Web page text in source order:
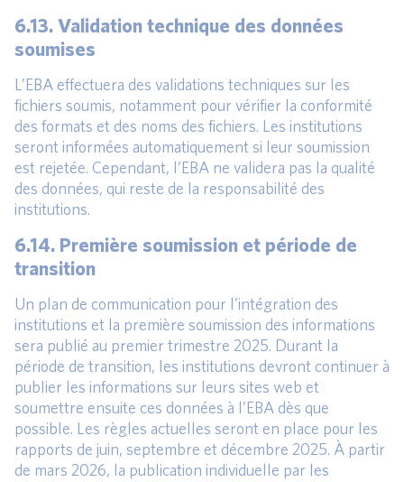
6.13. Validation technique des données
soumises
L’EBA effectuera des validations techniques sur les
fichiers soumis, notamment pour vérifier la conformité
des formats et des noms des fichiers. Les institutions
seront informées automatiquement si leur soumission
est rejetée. Cependant, l’EBA ne validera pas la qualité
des données, qui reste de la responsabilité des
institutions.
6.14. Première soumission et période de
transition
Un plan de communication pour l’intégration des
institutions et la première soumission des informations
sera publié au premier trimestre 2025. Durant la
période de transition, les institutions devront continuer à
publier les informations sur leurs sites web et
soumettre ensuite ces données à l’EBA dès que
possible. Les règles actuelles seront en place pour les
rapports de juin, septembre et décembre 2025. À partir
de mars 2026, la publication individuelle par les